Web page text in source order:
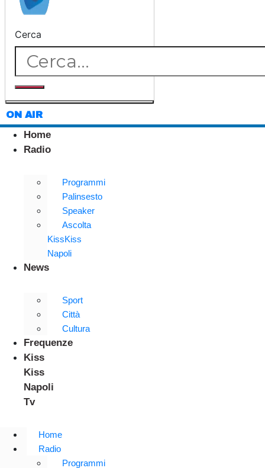
Cerca
ON AIR
Home
Radio
Programmi
Palinsesto
Speaker
Ascolta
KissKiss
Napoli
News
Sport
Città
Cultura
Frequenze
Kiss
Kiss
Napoli
Tv
Home
Radio
Programmi